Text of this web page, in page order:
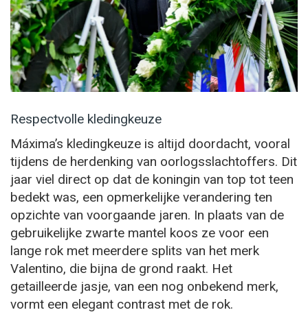
Respectvolle kledingkeuze
Máxima’s kledingkeuze is altijd doordacht, vooral
tijdens de herdenking van oorlogsslachtoffers. Dit
jaar viel direct op dat de koningin van top tot teen
bedekt was, een opmerkelijke verandering ten
opzichte van voorgaande jaren. In plaats van de
gebruikelijke zwarte mantel koos ze voor een
lange rok met meerdere splits van het merk
Valentino, die bijna de grond raakt. Het
getailleerde jasje, van een nog onbekend merk,
vormt een elegant contrast met de rok.